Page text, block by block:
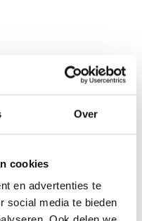
Over
cookies
en advertenties te
social media te bieden